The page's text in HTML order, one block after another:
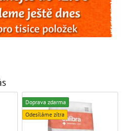
Doprava zdarma
Odesíláme zítra